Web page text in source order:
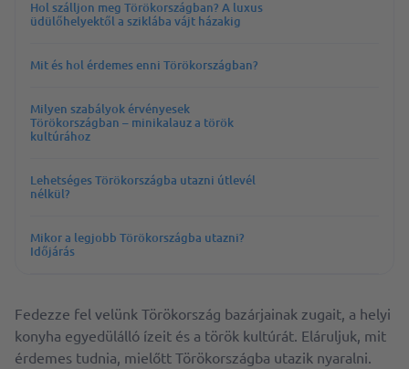
Hol szálljon meg Törökországban? A luxus
üdülőhelyektől a sziklába vájt házakig
Mit és hol érdemes enni Törökországban?
Milyen szabályok érvényesek
Törökországban – minikalauz a török
kultúrához
Lehetséges Törökországba utazni útlevél
nélkül?
Mikor a legjobb Törökországba utazni?
Időjárás
Fedezze fel velünk Törökország bazárjainak zugait, a helyi
konyha egyedülálló ízeit és a török kultúrát. Eláruljuk, mit
érdemes tudnia, mielőtt Törökországba utazik nyaralni.